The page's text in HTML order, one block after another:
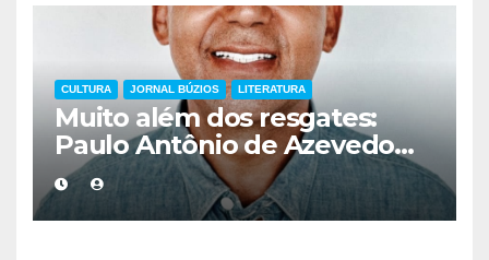
CULTURA JORNAL BÚZIOS LITERATURA
Muito além dos resgates:
Paulo Antônio de Azevedo
eterniza a coragem, a
humanidade e a missão dos
guarda-vidas na literatura